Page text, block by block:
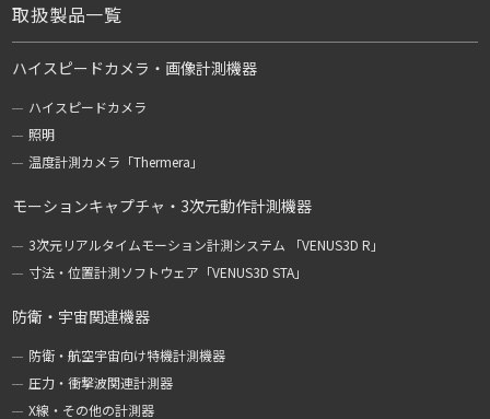
取扱製品一覧
ハイスピードカメラ・画像計測機器
ハイスピードカメラ
照明
温度計測カメラ「Thermera」
モーションキャプチャ・3次元動作計測機器
3次元リアルタイムモーション計測システム 「VENUS3D R」
寸法・位置計測ソフトウェア「VENUS3D STA」
防衛・宇宙関連機器
防衛・航空宇宙向け特機計測機器
圧力・衝撃波関連計測器
X線・その他の計測器